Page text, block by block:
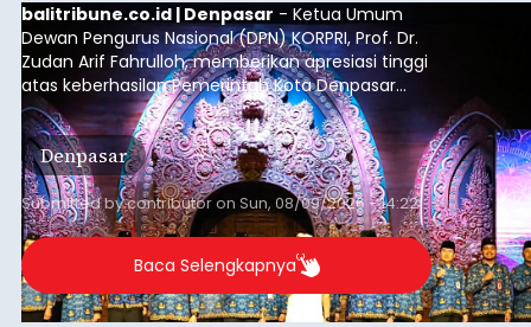
balitribune.co.id | Denpasar - Ketua Umum
Dewan Pengurus Nasional (DPN) KORPRI, Prof. Dr.
Zudan Arif Fahrulloh, memberikan apresiasi tinggi
atas keberhasilan Pemerintah Kota Denpasar
dan KORPRI Kota Denpasar dalam
mengimplementasikan program gotong royong
kepedulian sosial bertajuk "Sembagi Arutala".
Denpasar
Submitted bycontributoron Sun, 08/09/2026 - 14:22
Baca Selengkapnya